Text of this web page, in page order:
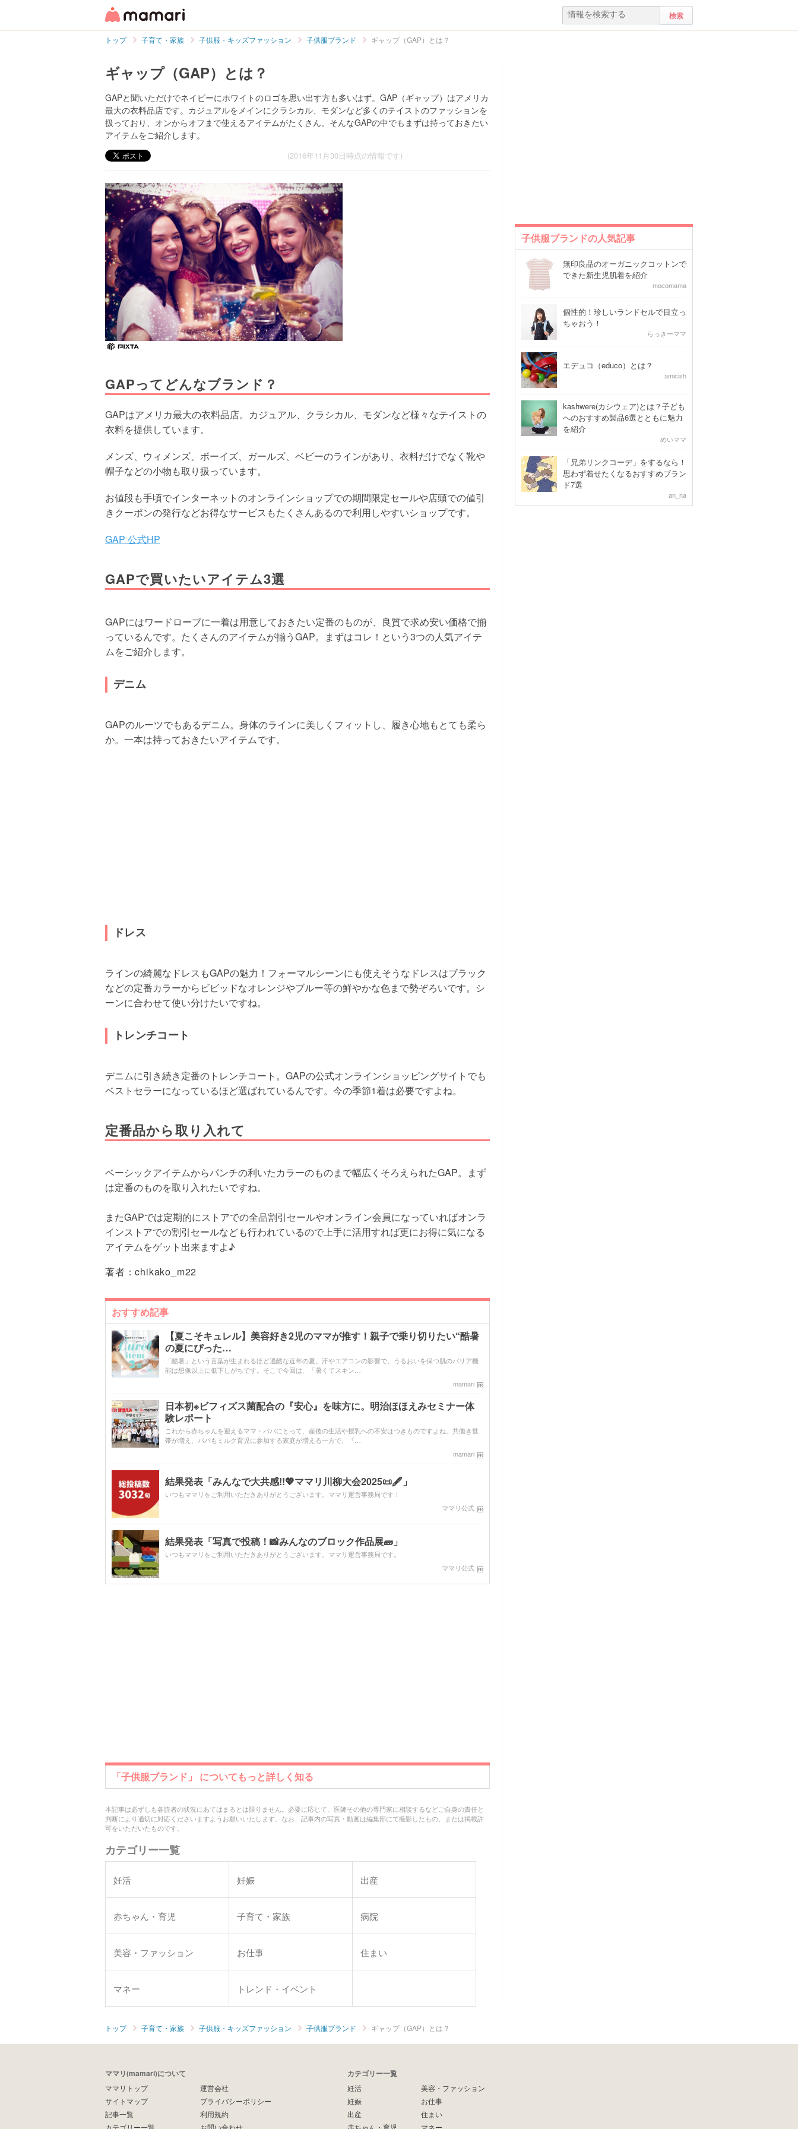
トップ 子育て・家族 子供服・キッズファッション 子供服ブランド ギャップ（GAP）とは？
ギャップ（GAP）とは？
GAPと聞いただけでネイビーにホワイトのロゴを思い出す方も多いはず。GAP（ギャップ）はアメリカ
最大の衣料品店です。カジュアルをメインにクラシカル、モダンなど多くのテイストのファッションを
扱っており、オンからオフまで使えるアイテムがたくさん。そんなGAPの中でもまずは持っておきたい
アイテムをご紹介します。
(2016年11月30日時点の情報です)
GAPってどんなブランド？
GAPはアメリカ最大の衣料品店。カジュアル、クラシカル、モダンなど様々なテイストの
衣料を提供しています。
メンズ、ウィメンズ、ボーイズ、ガールズ、ベビーのラインがあり、衣料だけでなく靴や
帽子などの小物も取り扱っています。
お値段も手頃でインターネットのオンラインショップでの期間限定セールや店頭での値引
きクーポンの発行などお得なサービスもたくさんあるので利用しやすいショップです。
GAP 公式HP
GAPで買いたいアイテム3選
GAPにはワードローブに一着は用意しておきたい定番のものが、良質で求め安い価格で揃
っているんです。たくさんのアイテムが揃うGAP。まずはコレ！という3つの人気アイテ
ムをご紹介します。
デニム
GAPのルーツでもあるデニム。身体のラインに美しくフィットし、履き心地もとても柔ら
か。一本は持っておきたいアイテムです。
ドレス
ラインの綺麗なドレスもGAPの魅力！フォーマルシーンにも使えそうなドレスはブラック
などの定番カラーからビビッドなオレンジやブルー等の鮮やかな色まで勢ぞろいです。シ
ーンに合わせて使い分けたいですね。
トレンチコート
デニムに引き続き定番のトレンチコート。GAPの公式オンラインショッピングサイトでも
ベストセラーになっているほど選ばれているんです。今の季節1着は必要ですよね。
定番品から取り入れて
ベーシックアイテムからパンチの利いたカラーのものまで幅広くそろえられたGAP。まず
は定番のものを取り入れたいですね。
またGAPでは定期的にストアでの全品割引セールやオンライン会員になっていればオンラ
インストアでの割引セールなども行われているので上手に活用すれば更にお得に気になる
アイテムをゲット出来ますよ♪
著者：chikako_m22
おすすめ記事
【夏こそキュレル】美容好き2児のママが推す！親子で乗り切りたい“酷暑
の夏にぴった…
「酷暑」という言葉が生まれるほど過酷な近年の夏。汗やエアコンの影響で、うるおいを保つ肌のバリア機
能は想像以上に低下しがちです。そこで今回は、「暑くてスキン…
mamari
日本初※ビフィズス菌配合の『安心』を味方に。明治ほほえみセミナー体
験レポート
これから赤ちゃんを迎えるママ・パパにとって、産後の生活や授乳への不安はつきものですよね。共働き世
帯が増え、パパもミルク育児に参加する家庭が増える一方で、『…
mamari
結果発表「みんなで大共感!!💖ママリ川柳大会2025📜🖋️」
いつもママリをご利用いただきありがとうございます。ママリ運営事務局です！
ママリ公式
結果発表「写真で投稿！📸みんなのブロック作品展🧱」
いつもママリをご利用いただきありがとうございます。ママリ運営事務局です。
ママリ公式
「子供服ブランド」 についてもっと詳しく知る
本記事は必ずしも各読者の状況にあてはまるとは限りません。必要に応じて、医師その他の専門家に相談するなどご自身の責任と
判断により適切に対応くださいますようお願いいたします。なお、記事内の写真・動画は編集部にて撮影したもの、または掲載許
可をいただいたものです。
カテゴリー一覧
妊活 妊娠 出産
赤ちゃん・育児 子育て・家族 病院
美容・ファッション お仕事 住まい
マネー トレンド・イベント
子供服ブランドの人気記事
無印良品のオーガニックコットンで
できた新生児肌着を紹介
mocomama
個性的！珍しいランドセルで目立っ
ちゃおう！
らっきーママ
エデュコ（educo）とは？
amicish
kashwere(カシウェア)とは？子ども
へのおすすめ製品6選とともに魅力
を紹介
めいママ
「兄弟リンクコーデ」をするなら！
思わず着せたくなるおすすめブラン
ド7選
an_na
トップ 子育て・家族 子供服・キッズファッション 子供服ブランド ギャップ（GAP）とは？
ママリ(mamari)について
ママリトップ
サイトマップ
記事一覧
運営会社
プライバシーポリシー
利用規約
カテゴリー一覧
妊活
妊娠
出産
美容・ファッション
お仕事
住まい